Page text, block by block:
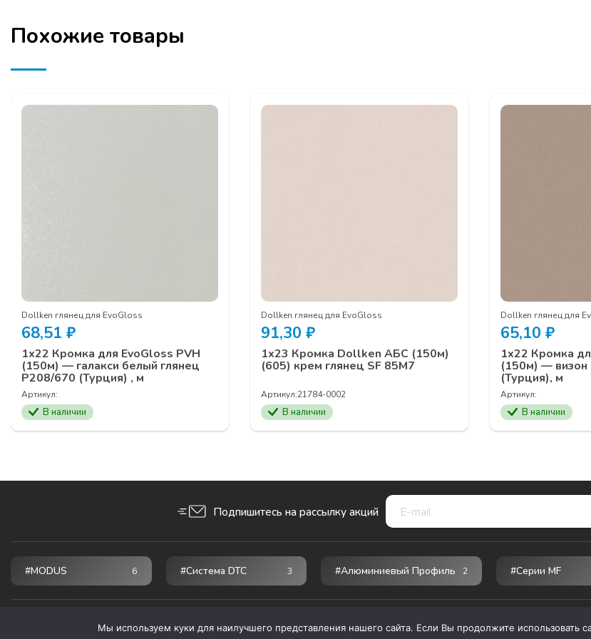
Похожие товары
Dollken глянец для EvoGloss
68,51 ₽
1х22 Кромка для EvoGloss PVH
(150м) — галакси белый глянец
Р208/670 (Турция) , м
Артикул:
В наличии
Dollken глянец для EvoGloss
91,30 ₽
1х23 Кромка Dollken АБС (150м)
(605) крем глянец SF 85М7
Артикул:21784-0002
В наличии
Dollken глянец для
65,10 ₽
1х22 Кромка
(150м) — визон
(Турция), м
Артикул:
В наличии
Подпишитесь на рассылку акций
#MODUS 6 #Система DTC 3 #Алюминиевый Профиль 2 #серии MF
© 2026 ПРОГРЕСС - мебельные комплектующие
Мы используем куки для наилучшего представления нашего сайта. Если Вы продолжите использовать